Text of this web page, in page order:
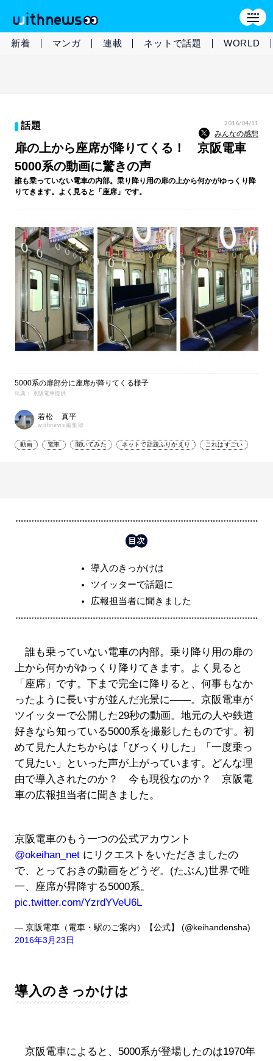
新着 マンガ 連載 ネットで話題 WORLD
話題 2016/04/11
みんなの感想
扉の上から座席が降りてくる！ 京阪電車
5000系の動画に驚きの声
誰も乗っていない電車の内部。乗り降り用の扉の上から何かがゆっくり降
りてきます。よく見ると「座席」です。
5000系の扉部分に座席が降りてくる様子
出典： 京阪電車提供
若松 真平
withnews編集部
動画 電車 聞いてみた ネットで話題ふりかえり これはすごい
導入のきっかけは
ツイッターで話題に
広報担当者に聞きました
誰も乗っていない電車の内部。乗り降り用の扉の
上から何かがゆっくり降りてきます。よく見ると
「座席」です。下まで完全に降りると、何事もなか
ったように長いすが並んだ光景に――。京阪電車が
ツイッターで公開した29秒の動画。地元の人や鉄道
好きなら知っている5000系を撮影したものです。初
めて見た人たちからは「びっくりした」「一度乗っ
て見たい」といった声が上がっています。どんな理
由で導入されたのか？ 今も現役なのか？ 京阪電
車の広報担当者に聞きました。
京阪電車のもう一つの公式アカウント
@okeihan_netにリクエストをいただきましたの
で、とっておきの動画をどうぞ。(たぶん)世界で唯
一、座席が昇降する5000系。
pic.twitter.com/YzrdYVeU6L
— 京阪電車（電車・駅のご案内）【公式】 (@keihandensha)
2016年3月23日
導入のきっかけは
京阪電車によると、5000系が登場したのは1970年